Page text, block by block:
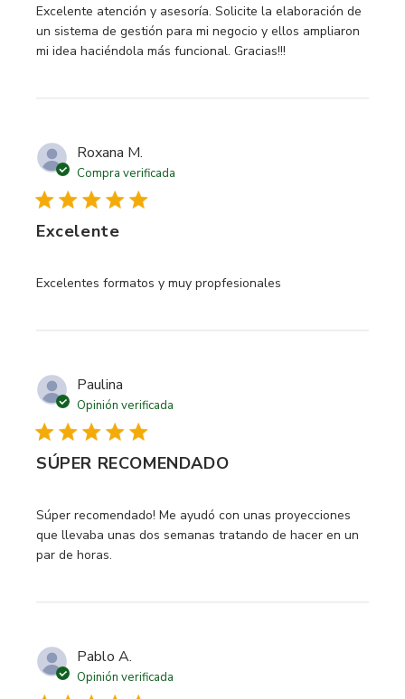
Excelente atención y asesoría. Solicite la elaboración de
un sistema de gestión para mi negocio y ellos ampliaron
mi idea haciéndola más funcional. Gracias!!!
read more about review content Excelente atención y
Roxana M.
Compra verificada
Excelente
Excelentes formatos y muy propfesionales
read more about review content
Paulina
Opinión verificada
SÚPER RECOMENDADO
Súper recomendado! Me ayudó con unas proyecciones
que llevaba unas dos semanas tratando de hacer en un
par de horas.
read more about review content Súper recomendado! Me
Pablo A.
Opinión verificada